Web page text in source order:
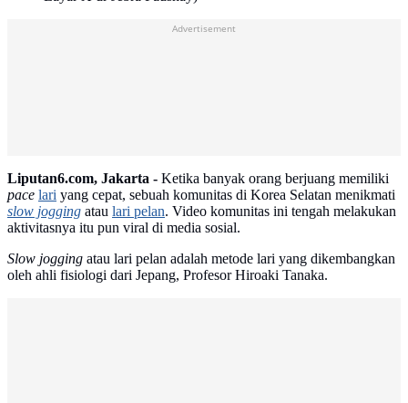
Advertisement
Liputan6.com, Jakarta - Ketika banyak orang berjuang memiliki
pace lari yang cepat, sebuah komunitas di Korea Selatan menikmati
slow jogging atau lari pelan. Video komunitas ini tengah melakukan
aktivitasnya itu pun viral di media sosial.
Slow jogging atau lari pelan adalah metode lari yang dikembangkan
oleh ahli fisiologi dari Jepang, Profesor Hiroaki Tanaka.